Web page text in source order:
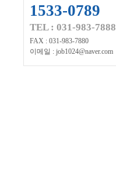
1533-0789
TEL : 031-983-7888
FAX : 031-983-7880
이메일 : job1024@naver.com